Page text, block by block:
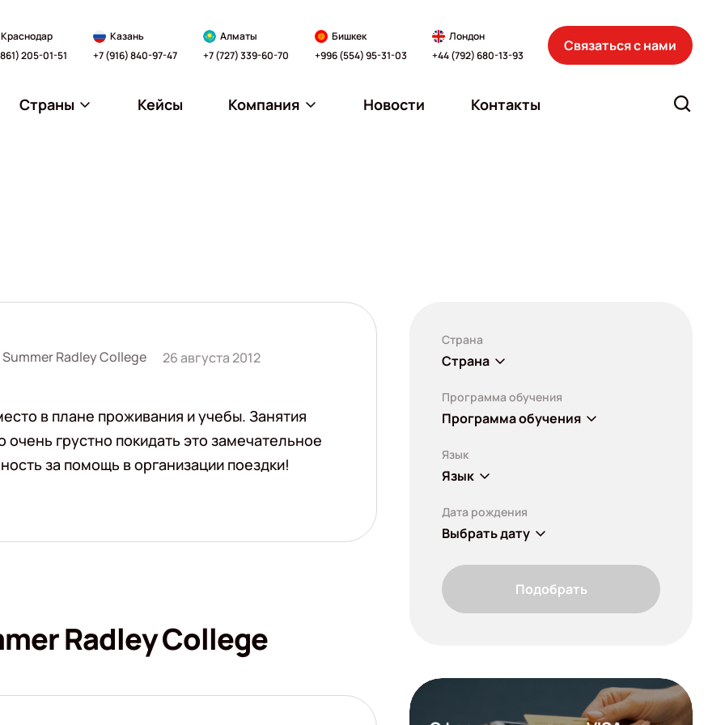
Краснодар
205-01-51
Казань
+7 (916) 840-97-47
Алматы
+7 (727) 339-60-70
Бишкек
+996 (554) 95-31-03
Лондон
+44 (792) 680-13-93
Связаться с нами
Страны Кейсы Компания Новости Контакты
Radley College 26 августа 2012
в плане проживания и учебы. Занятия
грустно покидать это замечательное
за помощь в организации поездки!
Radley College
Страна
Страна
Программа обучения
Программа обучения
Язык
Язык
Дата рождения
Выбрать дату
Подобрать